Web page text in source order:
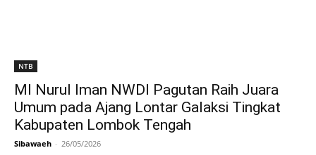
NTB
MI Nurul Iman NWDI Pagutan Raih Juara
Umum pada Ajang Lontar Galaksi Tingkat
Kabupaten Lombok Tengah
Sibawaeh - 26/05/2026